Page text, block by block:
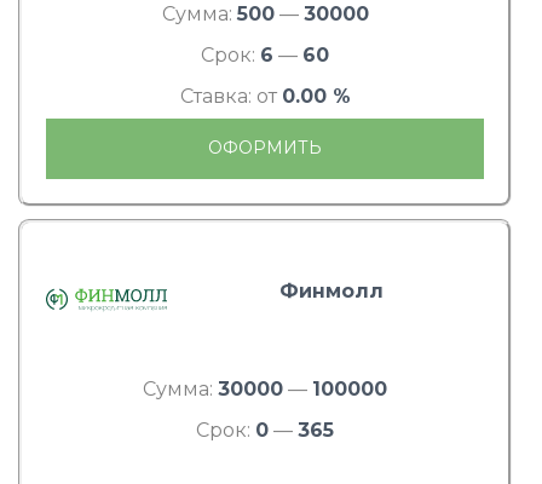
Сумма: 500— 30000
Срок: 6 — 60
Ставка: от 0.00 %
ОФОРМИТЬ
Финмолл
Сумма: 30000 — 100000
Срок: 0 — 365